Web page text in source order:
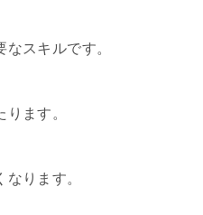
スキルです。
ます。
ります。